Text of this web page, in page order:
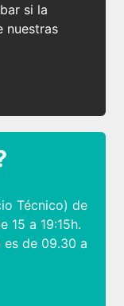
si la
nuestras
Técnico) de
15 a 19:15h.
es de 09.30 a